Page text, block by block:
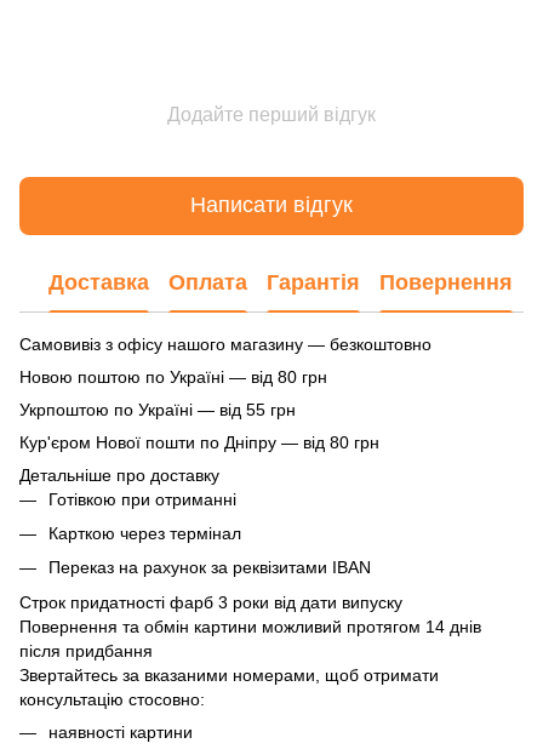
Додайте перший відгук
Написати відгук
Доставка Оплата Гарантія Повернення
Самовивіз з офісу нашого магазину — безкоштовно
Новою поштою по Україні — від 80 грн
Укрпоштою по Україні — від 55 грн
Кур'єром Нової пошти по Дніпру — від 80 грн
Детальніше про доставку
Готівкою при отриманні
Карткою через термінал
Переказ на рахунок за реквізитами IBAN
Строк придатності фарб 3 роки від дати випуску
Повернення та обмін картини можливий протягом 14 днів
після придбання
Звертайтесь за вказаними номерами, щоб отримати
консультацію стосовно:
наявності картини